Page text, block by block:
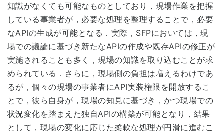
知識がなくても可能なものとしており，現場作業を把握
している事業者が，必要な処理を整理することで，必要
なAPIの生成が可能となる．実際，SFPにおいては，現
場での議論に基づき新たなAPIの作成や既存APIの修正が
実施されることも多く，現場の知識を取り込むことが求
められている．さらに，現場側の負担は増えるわけであ
るが，個々の現場の事業者にAPI実装権限を開放するこ
とで，彼ら自身が，現場の知見に基づき，かつ現場での
状況変化を踏まえた独自APIの構築が可能となり，結果
として，現場の変化に応じた柔軟な処理が円滑に進むこ